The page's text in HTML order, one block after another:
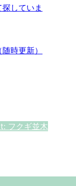
していま
時更新）
フクギ並木